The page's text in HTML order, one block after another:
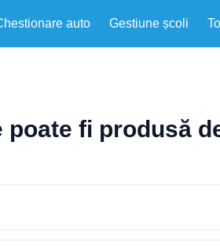
auto Gestiune școli
fi produsă